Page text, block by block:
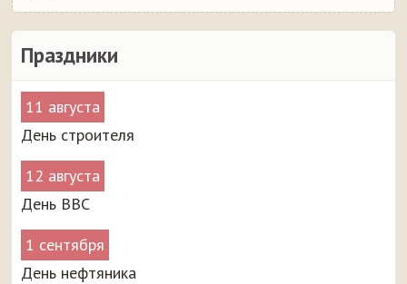
Праздники
11 августа
День строителя
12 августа
День ВВС
1 сентября
День нефтяника